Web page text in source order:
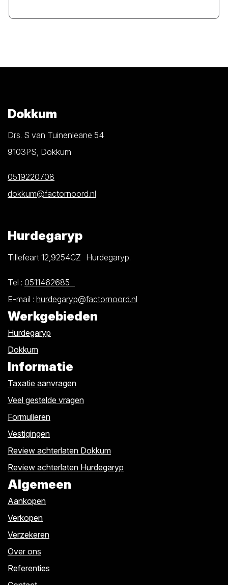
Dokkum
Drs. S van Tuinenleane 54
9103PS, Dokkum
0519220708
dokkum@factornoord.nl
Hurdegaryp
Tillefeart 12,9254CZ Hurdegaryp.
Tel : 0511462685
E-mail : hurdegaryp@factornoord.nl
Werkgebieden
Hurdegaryp
Dokkum
Informatie
Taxatie aanvragen
Veel gestelde vragen
Formulieren
Vestigingen
Review achterlaten Dokkum
Review achterlaten Hurdegaryp
Algemeen
Aankopen
Verkopen
Verzekeren
Over ons
Referenties